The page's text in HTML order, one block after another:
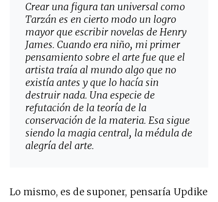
Crear una figura tan universal como
Tarzán es en cierto modo un logro
mayor que escribir novelas de Henry
James. Cuando era niño, mi primer
pensamiento sobre el arte fue que el
artista traía al mundo algo que no
existía antes y que lo hacía sin
destruir nada. Una especie de
refutación de la teoría de la
conservación de la materia. Esa sigue
siendo la magia central, la médula de
alegría del arte.
Lo mismo, es de suponer, pensaría Updike